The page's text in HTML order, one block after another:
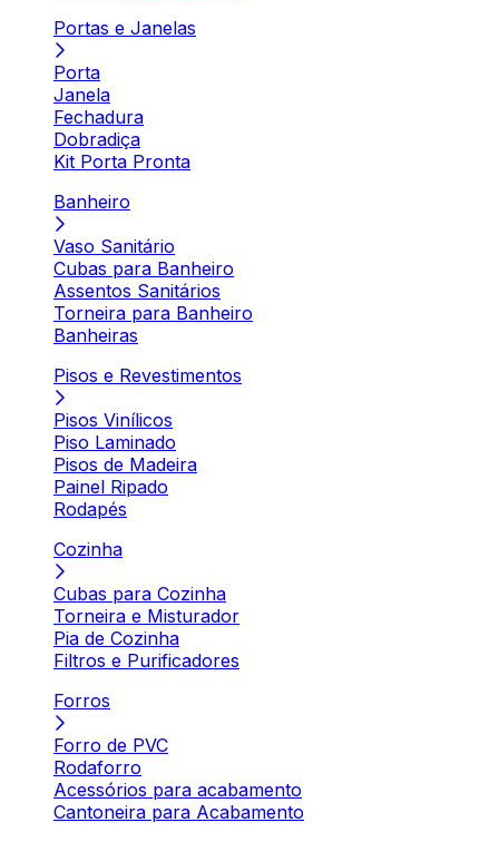
Portas e Janelas
Porta
Janela
Fechadura
Dobradiça
Kit Porta Pronta
Banheiro
Vaso Sanitário
Cubas para Banheiro
Assentos Sanitários
Torneira para Banheiro
Banheiras
Pisos e Revestimentos
Pisos Vinílicos
Piso Laminado
Pisos de Madeira
Painel Ripado
Rodapés
Cozinha
Cubas para Cozinha
Torneira e Misturador
Pia de Cozinha
Filtros e Purificadores
Forros
Forro de PVC
Rodaforro
Acessórios para acabamento
Cantoneira para Acabamento